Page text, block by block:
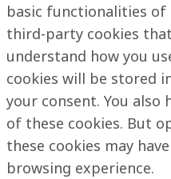
basic functionalities of
third-party cookies
understand how you
cookies will be stored
your consent. You
of these cookies. But
these cookies may
browsing experience.